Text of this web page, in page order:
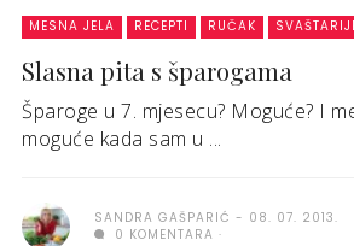
MESNA JELA RECEPTI RUČAK
Slasna pita s šparogama
Šparoge u 7. mjesecu? Moguće? I
moguće kada sam u ...
SANDRA GAŠPARIĆ
08. 07. 2013.
0 KOMENTARA